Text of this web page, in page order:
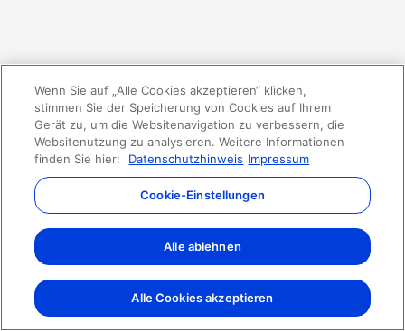
Wenn Sie auf „Alle Cookies akzeptieren“ klicken,
stimmen Sie der Speicherung von Cookies auf Ihrem
Gerät zu, um die Websitenavigation zu verbessern, die
Websitenutzung zu analysieren. Weitere Informationen
finden Sie hier:
Datenschutzhinweis Impressum
Cookie-Einstellungen
Alle ablehnen
Alle Cookies akzeptieren